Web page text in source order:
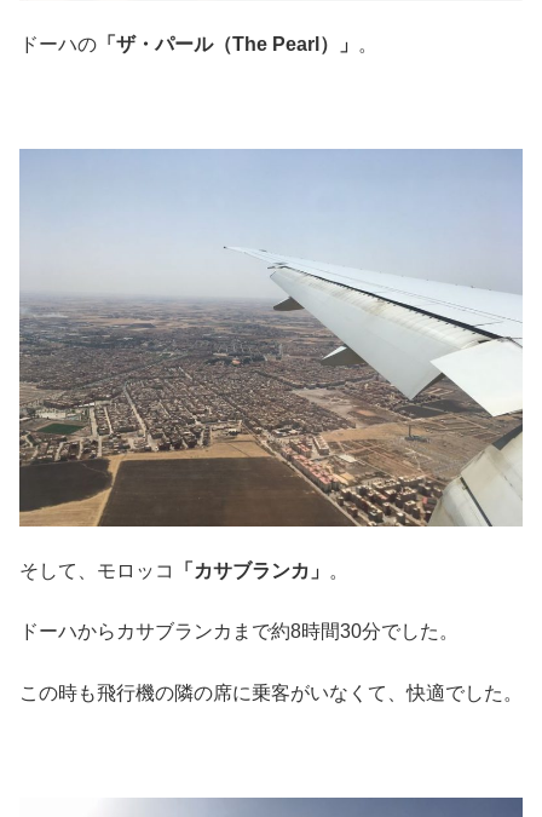
ドーハの 「ザ・パール（The Pearl）」 。
そして、モロッコ 「カサブランカ」 。
ドーハからカサブランカまで約8時間30分でした。
この時も飛行機の隣の席に乗客がいなくて、快適でした。